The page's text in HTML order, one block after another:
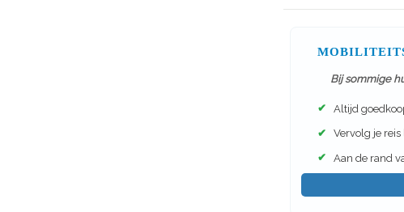
Bij sommige
✔ Altijd
✔ Vervolg je
✔ Aan de rand